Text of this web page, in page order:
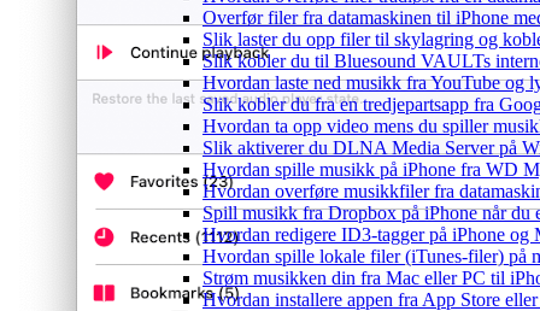
Overfør filer fra datamaskinen til iPhone
Slik laster du opp filer til skylagring og
Slik kobler du til Bluesound VAULTs
Hvordan laste ned musikk fra YouTube og
Slik kobler du fra en tredjepartsapp fra
Hvordan ta opp video mens du spiller
Slik aktiverer du DLNA Media Server på
Hvordan spille musikk på iPhone fra WD
Hvordan overføre musikkfiler fra
Spill musikk fra Dropbox på iPhone når du
Hvordan redigere ID3-tagger på iPhone og
Hvordan spille lokale filer (iTunes-filer) på
Strøm musikken din fra Mac eller PC til
Hvordan installere appen fra App Store